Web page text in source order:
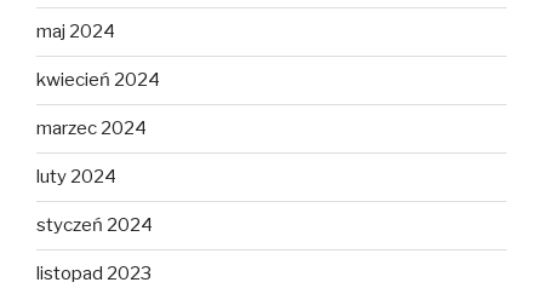
maj 2024
kwiecień 2024
marzec 2024
luty 2024
styczeń 2024
listopad 2023